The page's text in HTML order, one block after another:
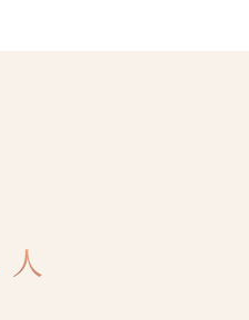
人